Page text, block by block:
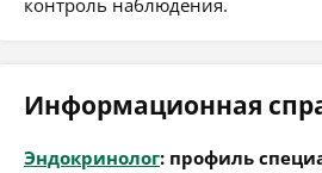
контроль наблюдения.
Информационная
Эндокринолог: профиль